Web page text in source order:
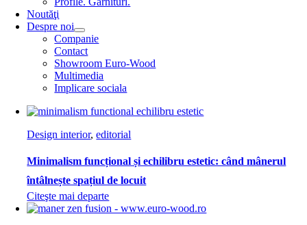
Noutăţi
Despre noi
Companie
Contact
Showroom Euro-Wood
Multimedia
Implicare sociala
Design interior,editorial
Minimalism funcțional și echilibru estetic: când mânerul
întâlnește spațiul de locuit
Citeşte mai departe